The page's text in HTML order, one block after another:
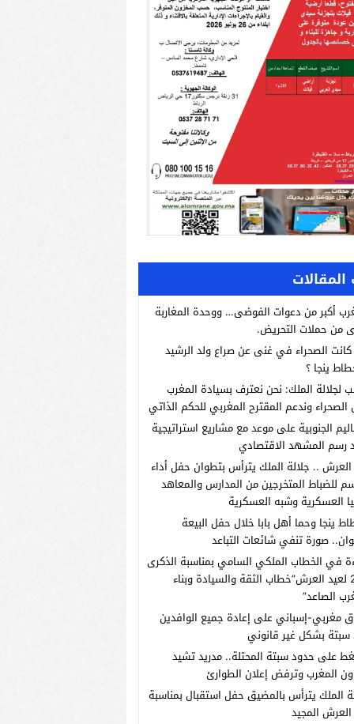
أكبر من دعوات الفوضى… ووحدة المغاربة
من حملات التحريض.
الصحراء في غنى عن صراع ولد الرشيد
ينجا ؟
لجلالة الملك: نحن نعترف بسيادة المغرب
وندعم المقترح المغربي للحكم الذاتي
الجنوبية على موعد مع مشاريع استراتيجية
رسم المشهد الاقتصادي
.. جلالة الملك يترأس بتطوان حفل أداء
للضباط المتخرجين من المدارس والمعاهد
العسكرية وشبه العسكرية
ينجا وحما أهل بابا خلال حفل البيعة
صورة تنفي شائعات التباعد
في الخطاب الملكي السامي بمناسبة الذكرى
الـ27 لعيد العرش”خطاب الثقة والسيادة وبناء
الصاعد”
مغربي-إسباني على إعادة جميع الوافدين
سبتة بشكل غير قانوني
على حدود سبتة المحتلة.. مدريد تشيد
المغرب وترفض إعلان الطوارئ
الملك يترأس بالمضيق حفل استقبال بمناسبة
المجيد